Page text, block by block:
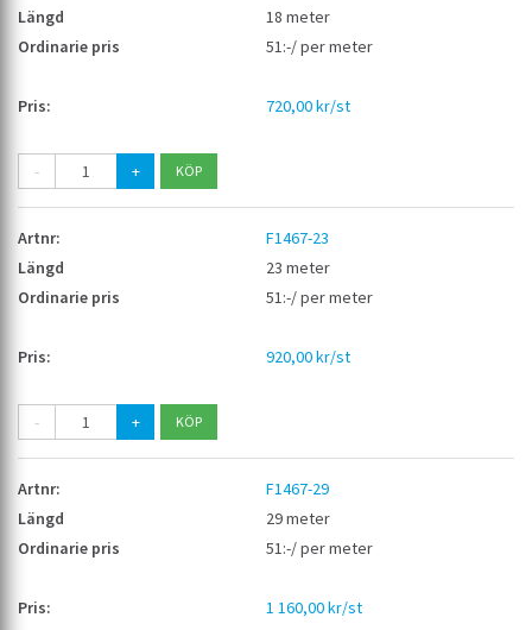
18 meter
51:-/ per meter
720,00 kr/st
- +
F1467-23
23 meter
51:-/ per meter
920,00 kr/st
- +
F1467-29
29 meter
51:-/ per meter
1 160,00 kr/st